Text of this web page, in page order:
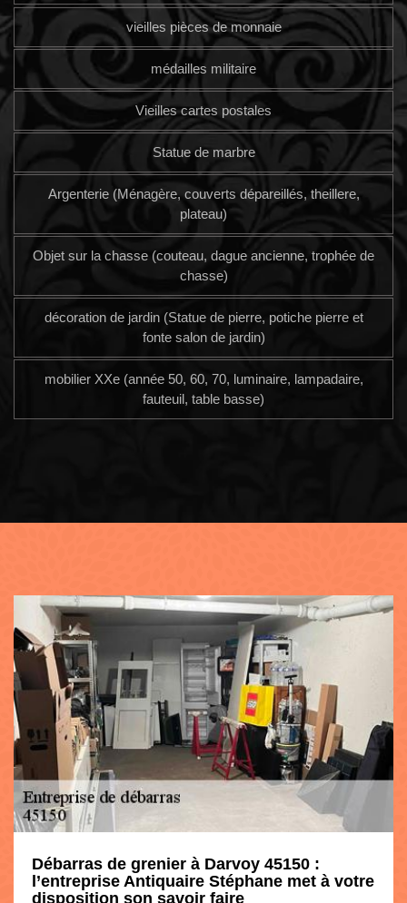
vieilles pièces de monnaie
médailles militaire
Vieilles cartes postales
Statue de marbre
Argenterie (Ménagère, couverts dépareillés, theillere,
plateau)
Objet sur la chasse (couteau, dague ancienne, trophée de
chasse)
décoration de jardin (Statue de pierre, potiche pierre et
fonte salon de jardin)
mobilier XXe (année 50, 60, 70, luminaire, lampadaire,
fauteuil, table basse)
Débarras de grenier à Darvoy 45150 :
l’entreprise Antiquaire Stéphane met à votre
disposition son savoir faire